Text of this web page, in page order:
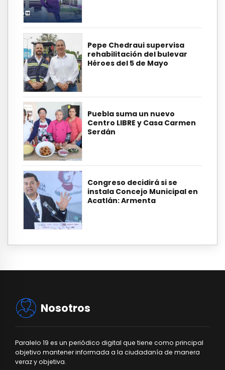
Pepe Chedraui supervisa
rehabilitación del bulevar
Héroes del 5 de Mayo
Puebla suma un nuevo
Centro LIBRE y Casa Carmen
Serdán
Congreso decidirá si se
instala Concejo Municipal en
Acatlán: Armenta
Nosotros
Paralelo 19 es un periódico digital que tiene como principal
objetivo mantener informada a la ciudadanía de manera
veraz y objetiva.